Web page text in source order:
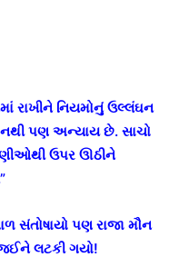
રાખીને નિયમોનું ઉલ્લંઘન
નથી પણ અન્યાય છે. સાચો
ઉપર ઊઠીને
સંતોષાયો પણ રાજા મૌન
જઈને લટકી ગયો!